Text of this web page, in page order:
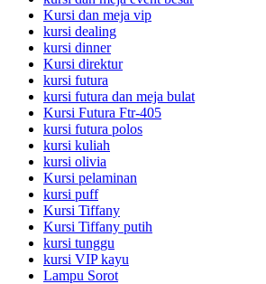
Kursi dan meja vip
kursi dealing
kursi dinner
Kursi direktur
kursi futura
kursi futura dan meja bulat
Kursi Futura Ftr-405
kursi futura polos
kursi kuliah
kursi olivia
Kursi pelaminan
kursi puff
Kursi Tiffany
Kursi Tiffany putih
kursi tunggu
kursi VIP kayu
Lampu Sorot